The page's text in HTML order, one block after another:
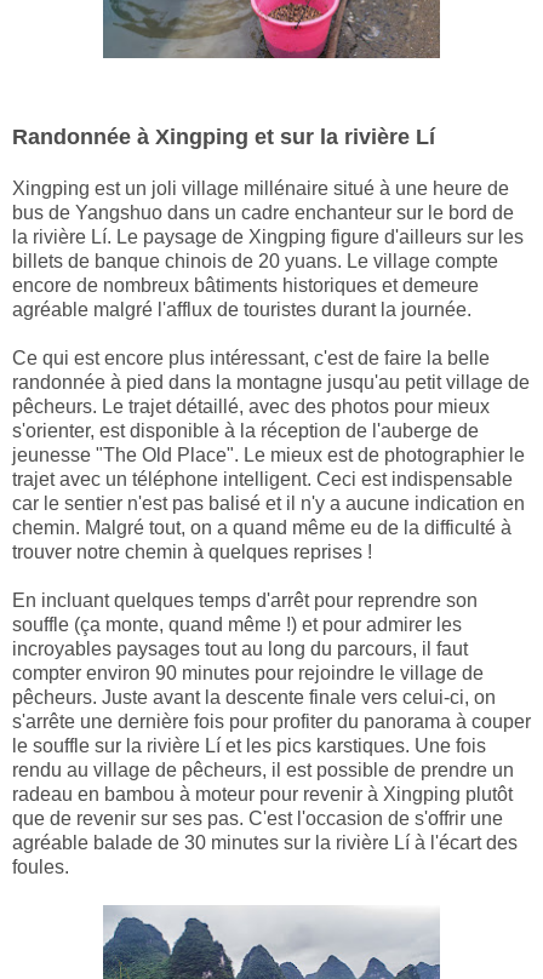
Randonnée à Xingping et sur la rivière Lí
Xingping est un joli village millénaire situé à une heure de
bus de Yangshuo dans un cadre enchanteur sur le bord de
la rivière Lí. Le paysage de Xingping figure d'ailleurs sur les
billets de banque chinois de 20 yuans. Le village compte
encore de nombreux bâtiments historiques et demeure
agréable malgré l'afflux de touristes durant la journée.
Ce qui est encore plus intéressant, c'est de faire la belle
randonnée à pied dans la montagne jusqu'au petit village de
pêcheurs. Le trajet détaillé, avec des photos pour mieux
s'orienter, est disponible à la réception de l'auberge de
jeunesse "The Old Place". Le mieux est de photographier le
trajet avec un téléphone intelligent. Ceci est indispensable
car le sentier n'est pas balisé et il n'y a aucune indication en
chemin. Malgré tout, on a quand même eu de la difficulté à
trouver notre chemin à quelques reprises !
En incluant quelques temps d'arrêt pour reprendre son
souffle (ça monte, quand même !) et pour admirer les
incroyables paysages tout au long du parcours, il faut
compter environ 90 minutes pour rejoindre le village de
pêcheurs. Juste avant la descente finale vers celui-ci, on
s'arrête une dernière fois pour profiter du panorama à couper
le souffle sur la rivière Lí et les pics karstiques. Une fois
rendu au village de pêcheurs, il est possible de prendre un
radeau en bambou à moteur pour revenir à Xingping plutôt
que de revenir sur ses pas. C'est l'occasion de s'offrir une
agréable balade de 30 minutes sur la rivière Lí à l'écart des
foules.